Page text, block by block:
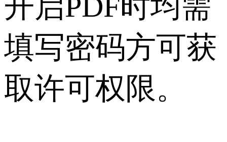
填写密码方可获
取许可权限。